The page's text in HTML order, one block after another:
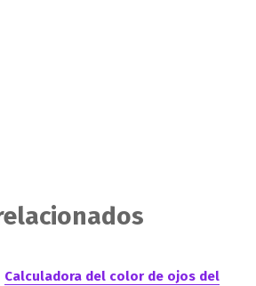
Calculadora del color de ojos del